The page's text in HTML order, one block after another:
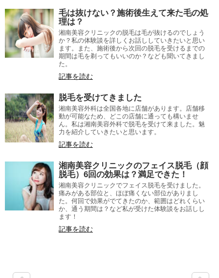
毛は抜けない？施術後生えて来た毛の処
理は？
湘南美容クリニックの脱毛は毛が抜けるのでしょう
か？私の体験談を詳しくお話ししていきたいと思い
ます。また、施術後から次回の脱毛を受けるまでの
期間は毛を剃ってもいいのか？なども聞いてきまし
た。
記事を読む
脱毛を受けてきました
湘南美容外科は全国各地に店舗があります。店舗移
動が可能なため、どこの店舗に通っても構いませ
ん。私は湘南美容外科で脱毛を受けて来ました。魅
力を紹介していきたいと思います。
記事を読む
湘南美容クリニックのフェイス脱毛（顔
脱毛）6回の効果は？満足できた！
湘南美容クリニックでフェイス脱毛を受けました。
痛みがある部位と、ほぼ痛くない部位がありまし
た。何回で効果がでてきたのか、範囲はどれくらい
か、通う期間は？など私が受けた体験談をお話しし
ます！
記事を読む